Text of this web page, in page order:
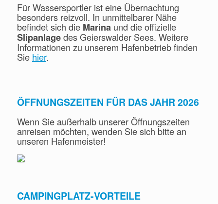
Für Wassersportler ist eine Übernachtung
besonders reizvoll. In unmittelbarer Nähe
befindet sich die Marina und die offizielle
Slipanlagedes Geierswalder Sees. Weitere
Informationen zu unserem Hafenbetrieb finden
Sie hier.
ÖFFNUNGSZEITEN FÜR DAS JAHR 2026
Wenn Sie außerhalb unserer Öffnungszeiten
anreisen möchten, wenden Sie sich bitte an
unseren Hafenmeister!
CAMPINGPLATZ-VORTEILE